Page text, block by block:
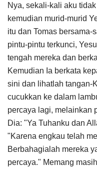
Nya, sekali-kali aku
kemudian murid-murid
itu dan Tomas bersama-
pintu-pintu terkunci,
tengah mereka dan
Kemudian Ia berkata
sini dan lihatlah tangan-
cucukkan ke dalam
percaya lagi, melainkan
Dia: "Ya Tuhanku dan
"Karena engkau telah
Berbahagialah mereka
percaya." Memang